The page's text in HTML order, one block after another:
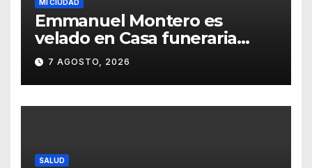
MI CIUDAD
Emmanuel Montero es
velado en Casa funeraria
Forasté
7 AGOSTO, 2026
SALUD